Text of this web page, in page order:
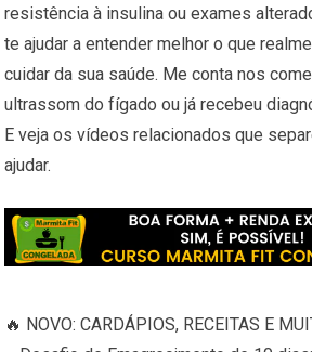
resistência à insulina ou exames
te ajudar a entender melhor o que
cuidar da sua saúde. Me conta nos
ultrassom do fígado ou já recebeu
E veja os vídeos relacionados que
ajudar.
🔥 NOVO: CARDÁPIOS, RECEITAS E